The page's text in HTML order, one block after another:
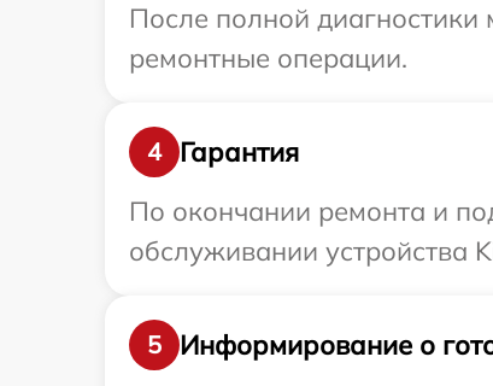
После полной
ремонтные операции.
4
Гарантия
По окончании ремонта и
обслуживании устройства
5
Информирование о